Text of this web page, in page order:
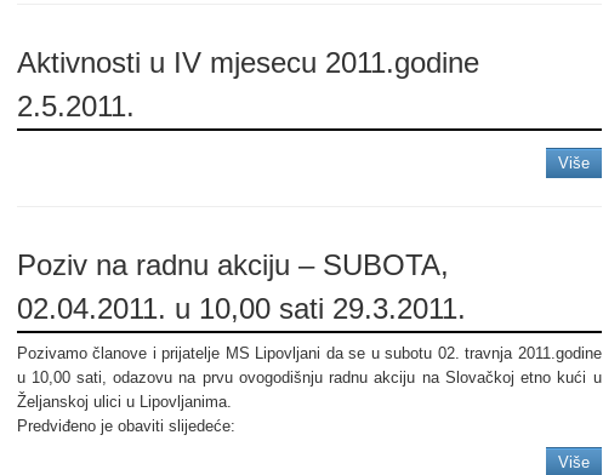
Aktivnosti u IV mjesecu 2011.godine
2.5.2011.
Više
Poziv na radnu akciju – SUBOTA,
02.04.2011. u 10,00 sati 29.3.2011.
Pozivamo članove i prijatelje MS Lipovljani da se u subotu 02. travnja 2011.godine
u 10,00 sati, odazovu na prvu ovogodišnju radnu akciju na Slovačkoj etno kući u
Željanskoj ulici u Lipovljanima.
Predviđeno je obaviti slijedeće:
Više